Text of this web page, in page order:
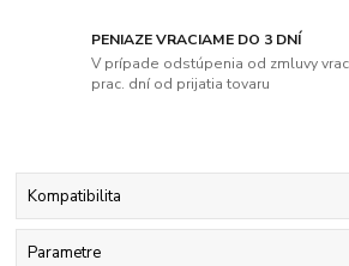
PENIAZE VRACIAME DO 3 DNÍ
V prípade odstúpenia od zmluvy
prac. dní od prijatia tovaru
Kompatibilita
Parametre